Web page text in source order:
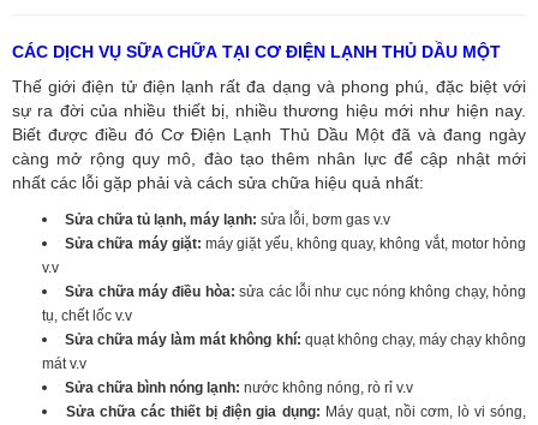
CÁC DỊCH VỤ SỮA CHỮA TẠI CƠ ĐIỆN LẠNH THỦ DẦU MỘT
Thế giới điện tử điện lạnh rất đa dạng và phong phú, đặc biệt với
sự ra đời của nhiều thiết bị, nhiều thương hiệu mới như hiện nay.
Biết được điều đó Cơ Điện Lạnh Thủ Dầu Một đã và đang ngày
càng mở rộng quy mô, đào tạo thêm nhân lực để cập nhật mới
nhất các lỗi gặp phải và cách sửa chữa hiệu quả nhất:
Sửa chữa tủ lạnh, máy lạnh: sửa lỗi, bơm gas v.v
Sửa chữa máy giặt:máy giặt yếu, không quay, không vắt, motor hỏng
v.v
Sửa chữa máy điều hòa: sửa các lỗi như cục nóng không chạy, hỏng
tụ, chết lốc v.v
Sửa chữa máy làm mát không khí: quạt không chạy, máy chạy không
mát v.v
Sửa chữa bình nóng lạnh: nước không nóng, rò rỉ v.v
Sửa chữa các thiết bị điện gia dụng: Máy quạt, nồi cơm, lò vi sóng,